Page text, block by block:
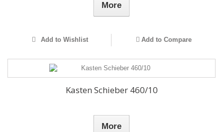
More
Add to Wishlist Add to Compare
Kasten Schieber 460/10
More